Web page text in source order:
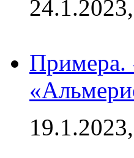
Примера.